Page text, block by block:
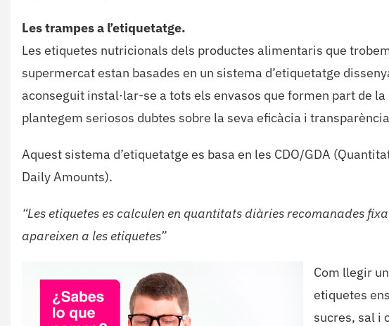
Les trampes a l’etiquetatge.
Les etiquetes nutricionals dels productes alimentaris que
supermercat estan basades en un sistema d’etiquetatge
aconseguit instal·lar-se a tots els envasos que formen part de
plantegem seriosos dubtes sobre la seva eficàcia i
Aquest sistema d’etiquetatge es basa en les CDO/GDA
Daily Amounts).
“Les etiquetes es calculen en quantitats diàries recomanades
apareixen a les etiquetes”
Com llegir
etiquetes
sucres, sal i